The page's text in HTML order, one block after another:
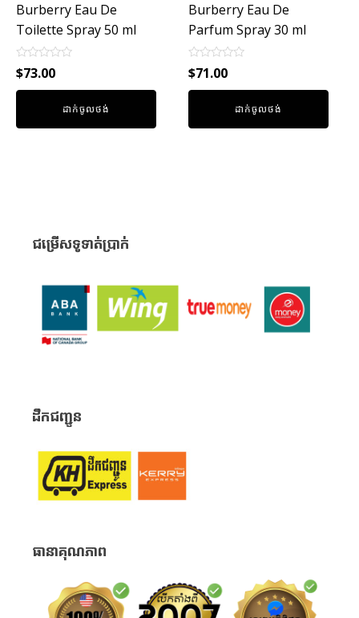
Burberry Eau De
Toilette Spray 50 ml
Rated
0
out
$73.00
ដាក់ចូលថង់
Burberry Eau De
Parfum Spray 30 ml
Rated
0
out
$71.00
ដាក់ចូលថង់
ជម្រើសទូទាត់ប្រាក់
ដឹកជញ្ជូន
ធានាគុណភាព